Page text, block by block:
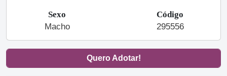
Sexo
Macho
Código
295556
Quero Adotar!